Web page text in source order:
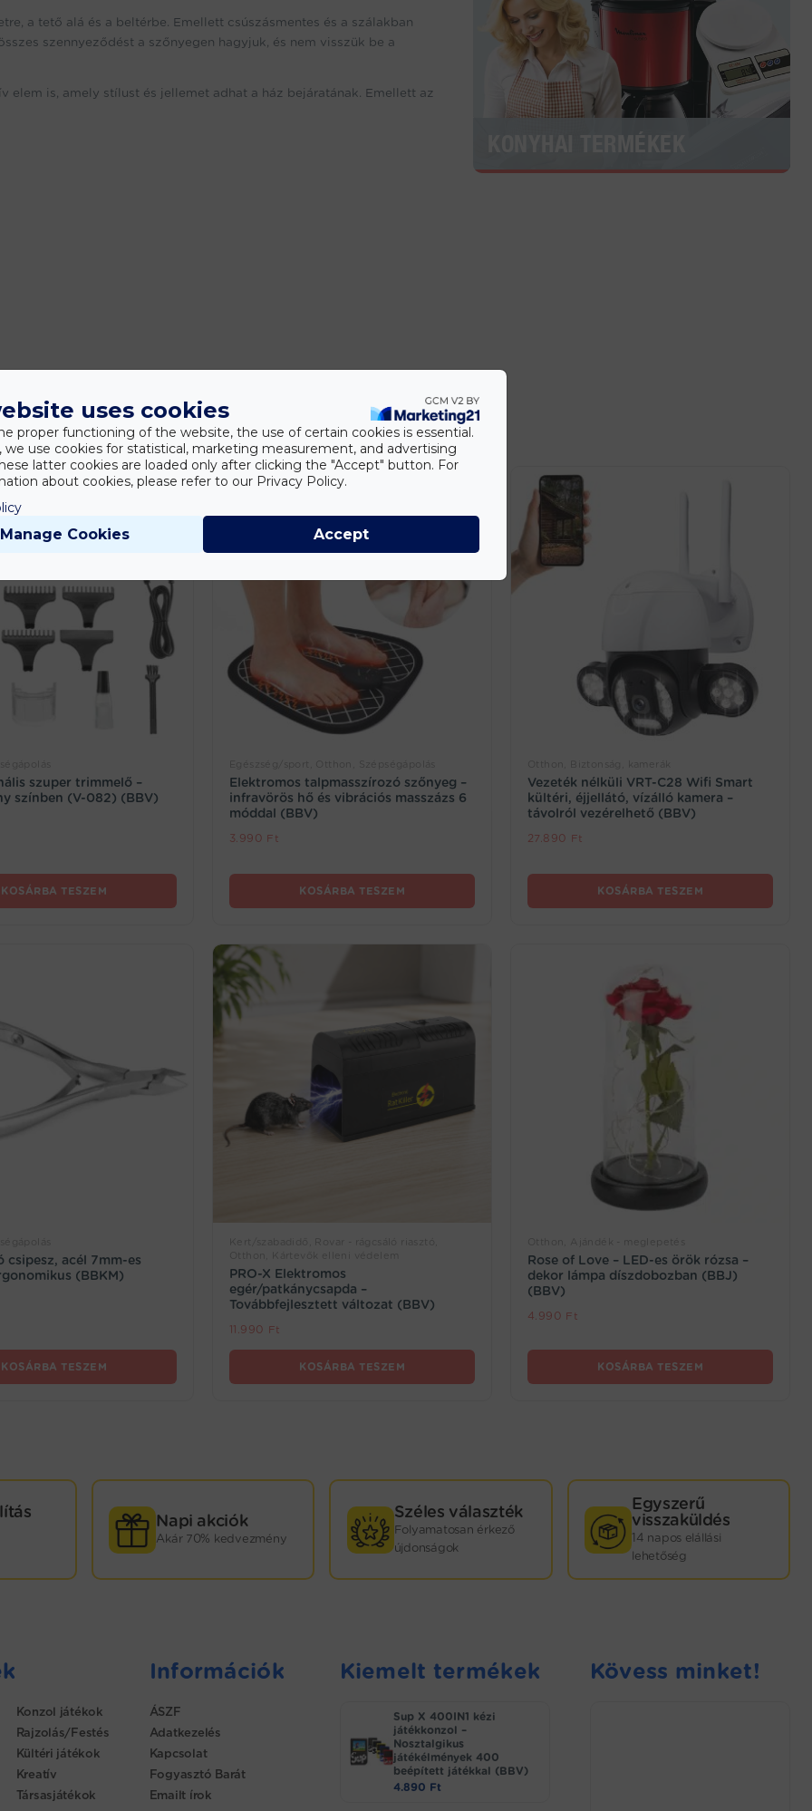
a tető alá és a beltérbe. Emellett csúszásmentes és a szálakban
szennyeződést a szőnyegen hagyjuk, és nem visszük be a
elem is, amely stílust és jellemet adhat a ház bejáratának. Emellett az
szuper trimmelő –
színben (V-082) (BBV)
KOSÁRBA TESZEM
Elektromos talpmasszírozó szőnyeg –
infravörös hő és vibrációs masszázs 6
móddal (BBV)
3.990 Ft
KOSÁRBA TESZEM
Vezeték nélküli VRT-C28 Wifi Smart
kültéri, éjjellátó, vízálló kamera –
távolról vezérelhető (BBV)
27.890 Ft
KOSÁRBA TESZEM
csipesz, acél 7mm-es
(BBKM)
KOSÁRBA TESZEM
PRO-X Elektromos
egér/patkánycsapda –
Továbbfejlesztett változat (BBV)
11.990 Ft
KOSÁRBA TESZEM
Rose of Love – LED-es örök rózsa –
dekor lámpa díszdobozban (BBJ)
(BBV)
4.990 Ft
KOSÁRBA TESZEM
Napi akciók
Akár 70% kedvezmény
Széles választék
Folyamatosan érkező
újdonságok
Egyszerű
visszaküldés
14 napos elállási
lehetőség
Konzol játékok
Rajzolás/Festés
Kültéri játékok
Kreatív
Társasjátékok
Információk
ÁSZF
Adatkezelés
Kapcsolat
Fogyasztó Barát
Emailt írok
Kiemelt termékek
Sup X 400IN1 kézi
játékkonzol –
Nosztalgikus
játékélmények 400
beépített játékkal (BBV)
4.890 Ft
Kövess minket!
uses cookies
proper functioning of the website, the use of certain cookies is essential.
we use cookies for statistical, marketing measurement, and advertising
latter cookies are loaded only after clicking the "Accept" button. For
about cookies, please refer to our Privacy Policy.
Manage Cookies Accept